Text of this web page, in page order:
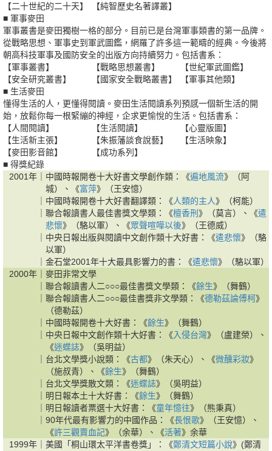
【二十世紀的二十天】
【純智歷史名著譯叢】
■ 軍事麥田
軍事叢書是麥田獨樹一格的部分。目前已是台灣軍事類書的第一品牌。
從戰略思想、軍事史到軍武圖鑑，網羅了許多這一範疇的經典。今後將
朝高科技軍事及國防安全的出版方向持續努力。包括書系：
【軍事叢書】
【戰略思想叢書】
【世紀軍武圖鑑】
【安全研究叢書】
【國家安全戰略叢書】
【軍事其他類】
■ 生活麥田
懂得生活的人，更懂得閱讀。麥田生活閱讀系列預感一個新生活的開
始，放鬆你每一根緊繃的神經，企求更愉悅的生活。包括書系：
【人間閱讀】
【生活閱讀】
【心靈版圖】
【生活新主張】
【朱振藩談食說藝】
【生活映象】
【麥田影音館】
【成功系列】
■ 得獎紀錄
2001年｜ 中國時報開卷十大好書文學創作類：《遍地風流》（阿
城）、《富萍》（王安憶）
中國時報開卷十大好書翻譯類：《人類的主人》（柯能）
聯合報讀書人最佳書獎文學類：《檀香刑 》（莫言）、《遣
悲懷》（駱以軍）、《眾聲喧嘩以後》（王德威）
中央日報出版與閱讀中文創作類十大好書：《遣悲懷》（駱
以軍）
金石堂2001年十大最具影響力的書：《遣悲懷》（駱以軍）
2000年｜ 麥田非常文學
聯合報讀書人二○○○最佳書獎文學類：《餘生》（舞鶴）
聯合報讀書人二○○○最佳書獎非文學類：《德勒茲論傅柯》
（德勒茲）
中國時報開卷十大好書：《餘生》（舞鶴）
中央日報中文創作類十大好書：《入侵台灣》（盧建榮）、
《迷蝶誌》（吳明益）
台北文學獎小說類：《古都》（朱天心）、《微醺彩妝》
（施叔青）、《餘生》（舞鶴）
台北文學獎散文類：《迷蝶誌》（吳明益）
明日報本土十大好書：《餘生》（舞鶴）
明日報讀者票選十大好書：《童年憶往》（熊秉真）
90年代最有影響力的中國作品：《長恨歌》（王安憶）、
《許三觀賣血記》（余華）、《活著》余華
1999年｜ 美國「桐山環太平洋書卷獎」：《鄭清文短篇小說》(鄭清